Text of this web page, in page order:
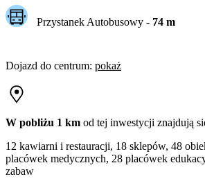
Przystanek Autobusowy - 74m
Dojazd do centrum: pokaż
W pobliżu 1 km od tej inwestycji znajdują
12 kawiarni i restauracji, 18 sklepów, 48
placówek medycznych, 28 placówek
zabaw